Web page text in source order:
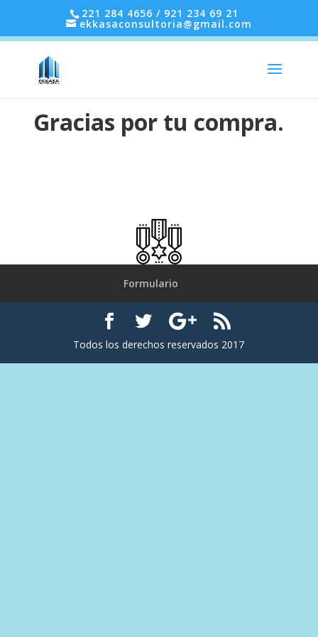
221 284 4656 / 921 234 69 21
ekkasaconsultoria@gmail.com
Gracias por tu compra.
Formulario
Todos los derechos reservados 2017